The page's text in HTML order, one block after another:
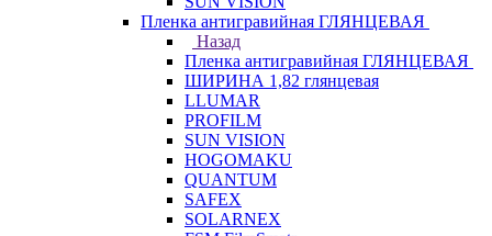
Пленка антигравийная ГЛЯНЦЕВАЯ
Назад
Пленка антигравийная ГЛЯНЦЕВАЯ
ШИРИНА 1,82 глянцевая
LLUMAR
PROFILM
SUN VISION
HOGOMAKU
QUANTUM
SAFEX
SOLARNEX